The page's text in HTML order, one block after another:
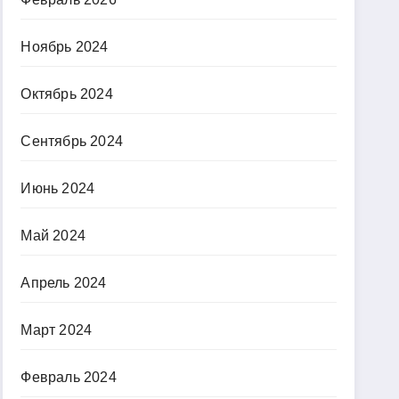
Ноябрь 2024
Октябрь 2024
Сентябрь 2024
Июнь 2024
Май 2024
Апрель 2024
Март 2024
Февраль 2024